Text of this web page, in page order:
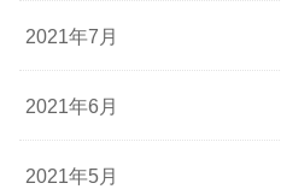
2021年7月
2021年6月
2021年5月